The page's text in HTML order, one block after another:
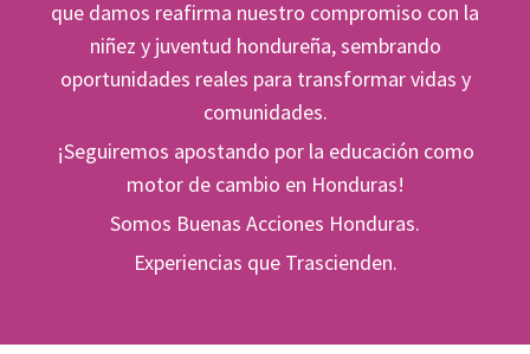
garantizar el acceso a medicamentos esenciales para
poblaciones vulnerables. Proyecto Escuela
Saludablepara promover la salud integral y la
conciencia ambiental en el ámbito escolar a través de
actividades de formación y capacitación a docentes y
alumnos.
Programas de Asistencia y Ayuda Humanitaria
con la entrega de víveres en zonas de extrema
que damos reafirma nuestro compromiso con la
niñez y juventud hondureña, sembrando
oportunidades reales para transformar vidas y
comunidades.
¡Seguiremos apostando por la educación como
motor de cambio en Honduras!
Somos Buenas Acciones Honduras.
Experiencias que Trascienden.